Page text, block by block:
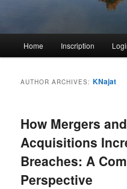
Home Inscription
AUTHOR ARCHIVES: KNajat
How Mergers and
Acquisitions
Breaches: A
Perspective